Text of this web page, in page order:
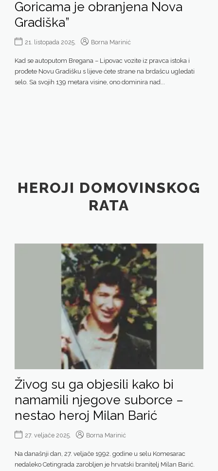
Goricama je obranjena Nova
Gradiška”
21. listopada 2025. Borna Marinić
Kad se autoputom Bregana – Lipovac vozite iz pravca istoka i
prođete Novu Gradišku s lijeve ćete strane na brdašcu ugledati
selo. Sa svojih 139 metara visine, ono dominira nad...
HEROJI DOMOVINSKOG
RATA
Živog su ga objesili kako bi
namamili njegove suborce –
nestao heroj Milan Barić
27. veljače 2025. Borna Marinić
Na današnji dan, 27. veljače 1992. godine u selu Komesarac
nedaleko Cetingrada zarobljen je hrvatski branitelj Milan Barić.